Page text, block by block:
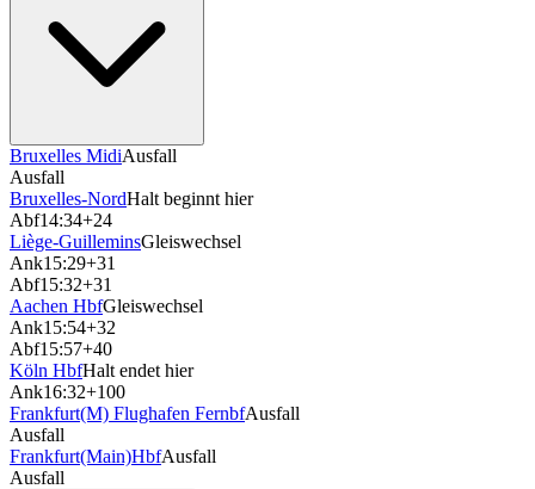
Bruxelles MidiAusfall
Ausfall
Bruxelles-NordHalt beginnt hier
Abf14:34+24
Liège-GuilleminsGleiswechsel
Ank15:29+31
Abf15:32+31
Aachen HbfGleiswechsel
Ank15:54+32
Abf15:57+40
Köln HbfHalt endet hier
Ank16:32+100
Frankfurt(M) Flughafen FernbfAusfall
Ausfall
Frankfurt(Main)HbfAusfall
Ausfall